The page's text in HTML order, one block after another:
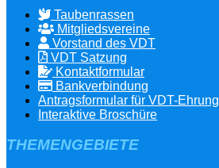
Taubenrassen
Mitgliedsvereine
Vorstand des VDT
VDT Satzung
Kontaktformular
Bankverbindung
Antragsformular für VDT-Ehrung
Interaktive Broschüre
THEMENGEBIETE